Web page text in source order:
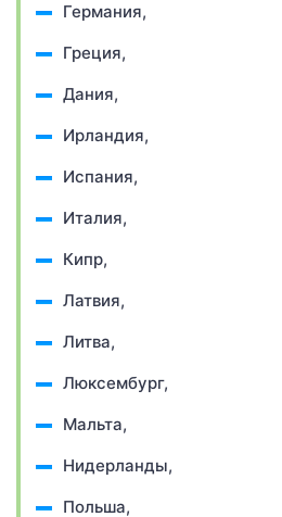
Германия,
Греция,
Дания,
Ирландия,
Испания,
Италия,
Кипр,
Латвия,
Литва,
Люксембург,
Мальта,
Нидерланды,
Польша,